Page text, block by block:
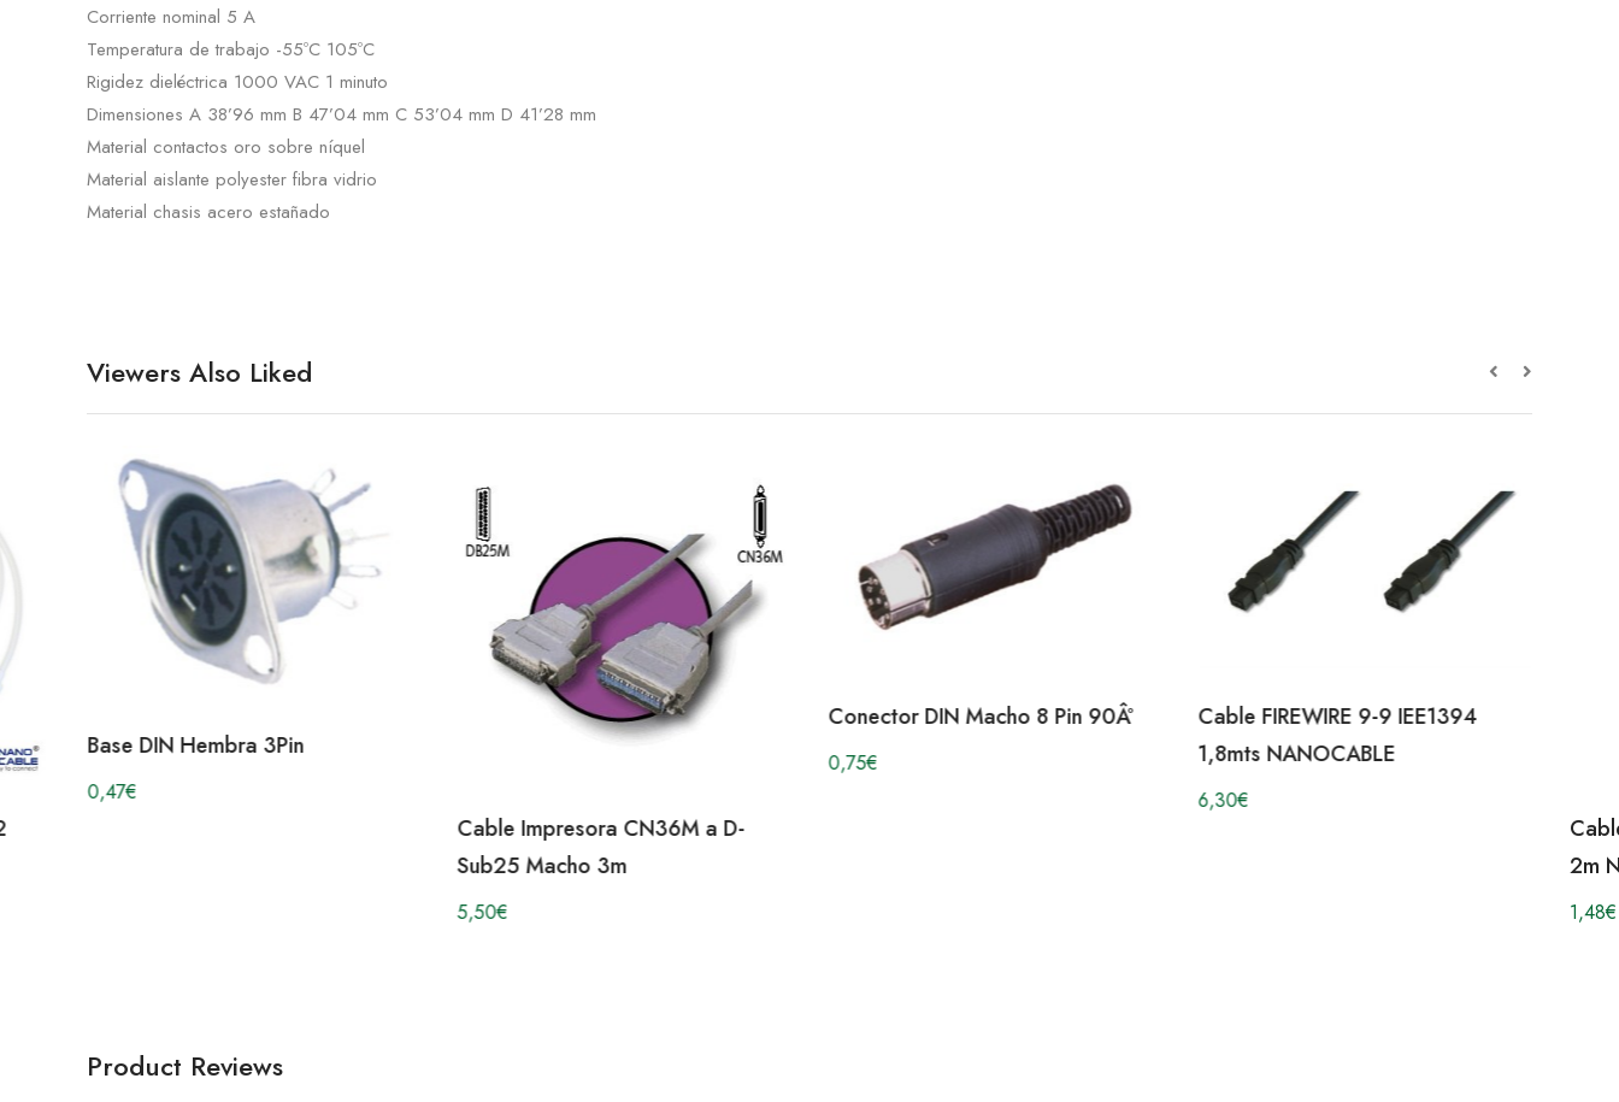
Corriente nominal 5 A
Temperatura de trabajo -55ºC 105ºC
Rigidez dieléctrica 1000 VAC 1 minuto
Dimensiones A 38’96 mm B 47’04 mm C 53’04 mm D 41’28 mm
Material contactos oro sobre níquel
Material aislante polyester fibra vidrio
Material chasis acero estañado
Viewers Also Liked
Base DIN Hembra 3Pin
0,47€
Cable Impresora CN36M a D-
Sub25 Macho 3m
5,50€
Conector DIN Macho 8 Pin 90Âº
0,75€
Cable FIREWIRE 9-9 IEE1394
1,8mts NANOCABLE
6,30€
2m
1,48€
Product Reviews